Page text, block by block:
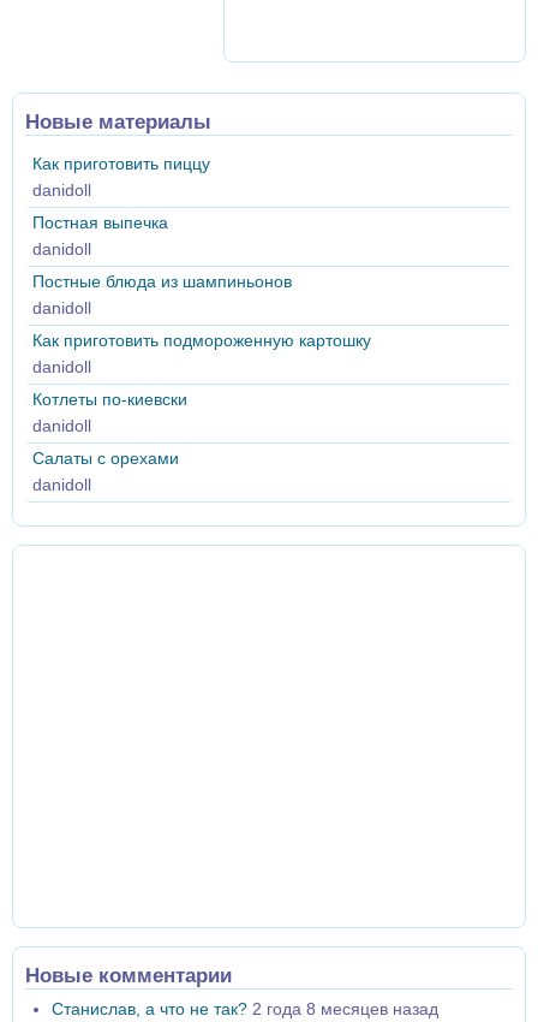
Новые материалы
Как приготовить пиццу
danidoll
Постная выпечка
danidoll
Постные блюда из шампиньонов
danidoll
Как приготовить подмороженную картошку
danidoll
Котлеты по-киевски
danidoll
Салаты с орехами
danidoll
Новые комментарии
Станислав, а что не так? 2 года 8 месяцев назад